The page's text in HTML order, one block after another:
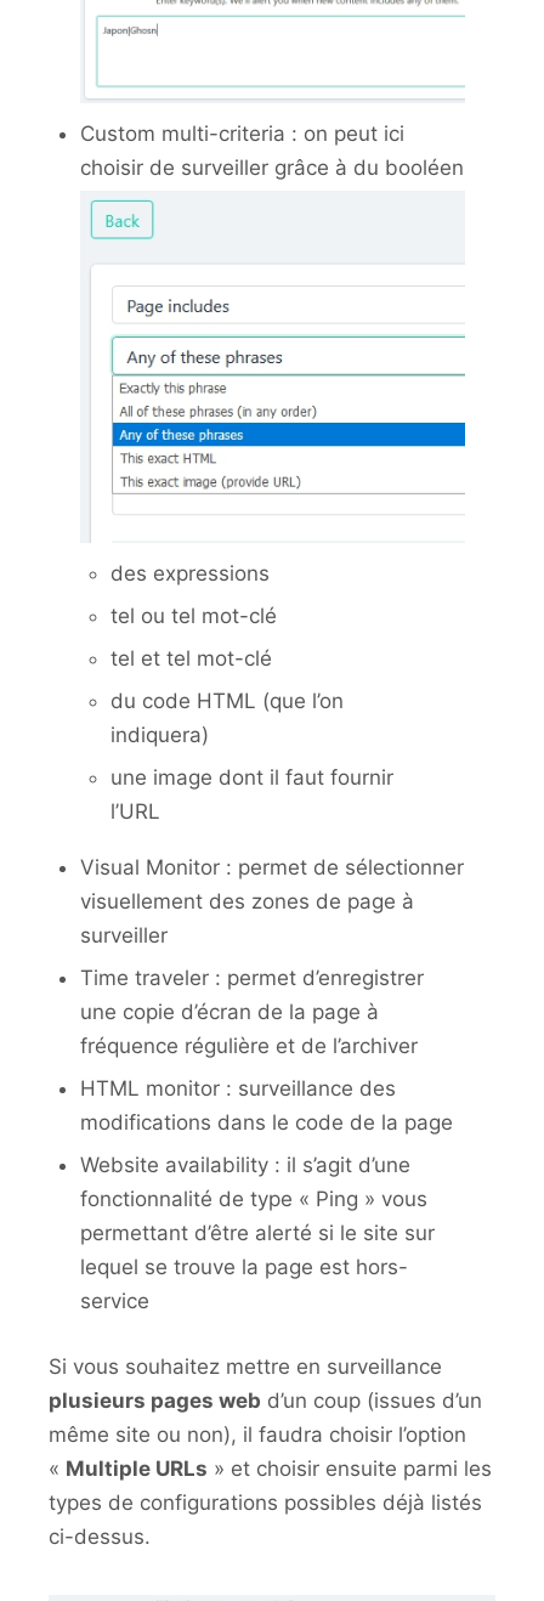
Custom multi-criteria : on peut ici
choisir de surveiller grâce à du booléen
des expressions
tel ou tel mot-clé
tel et tel mot-clé
du code HTML (que l’on
indiquera)
une image dont il faut fournir
l’URL
Visual Monitor : permet de sélectionner
visuellement des zones de page à
surveiller
Time traveler : permet d’enregistrer
une copie d’écran de la page à
fréquence régulière et de l’archiver
HTML monitor : surveillance des
modifications dans le code de la page
Website availability : il s’agit d’une
fonctionnalité de type « Ping » vous
permettant d’être alerté si le site sur
lequel se trouve la page est hors-
service
Si vous souhaitez mettre en surveillance
plusieurs pages web d’un coup (issues d’un
même site ou non), il faudra choisir l’option
« Multiple URLs » et choisir ensuite parmi les
types de configurations possibles déjà listés
ci-dessus.